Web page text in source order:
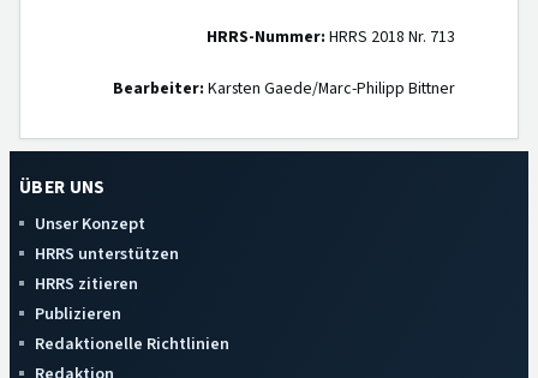
HRRS-Nummer: HRRS 2018 Nr. 713
Bearbeiter: Karsten Gaede/Marc-Philipp Bittner
ÜBER UNS
Unser Konzept
HRRS unterstützen
HRRS zitieren
Publizieren
Redaktionelle Richtlinien